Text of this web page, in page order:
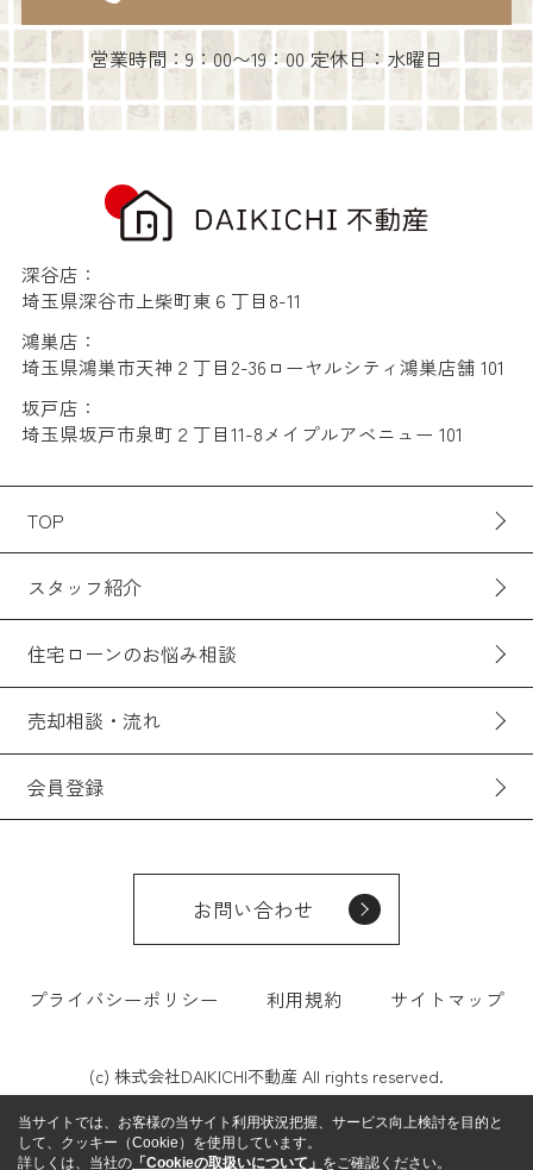
営業時間：9：00〜19：00 定休日：水曜日
深谷店：
埼玉県深谷市上柴町東６丁目8-11
鴻巣店：
埼玉県鴻巣市天神２丁目2-36ローヤルシティ鴻巣店舗 101
坂戸店：
埼玉県坂戸市泉町２丁目11-8メイプルアベニュー 101
TOP
スタッフ紹介
住宅ローンのお悩み相談
売却相談・流れ
会員登録
お問い合わせ
プライバシーポリシー 利用規約 サイトマップ
(c) 株式会社DAIKICHI不動産 All rights reserved.
当サイトでは、お客様の当サイト利用状況把握、サービス向上検討を目的と
して、クッキー（Cookie）を使用しています。
詳しくは、当社の 「Cookieの取扱いについて」 をご確認ください。